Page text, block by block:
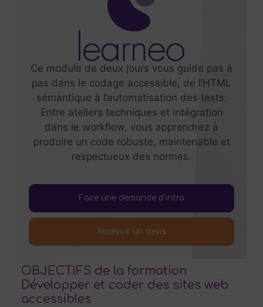
Ce module de deux jours vous guide pas à
pas dans le codage accessible, de l’HTML
sémantique à l’automatisation des tests.
Entre ateliers techniques et intégration
dans le workflow, vous apprendrez à
produire un code robuste, maintenable et
respectueux des normes.
Faire une demande d’intra
Recevoir un devis
OBJECTIFS de la formation
Développer et coder des sites web
accessibles